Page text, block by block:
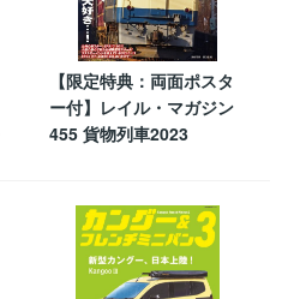
【限定特典：両面ポスタ
ー付】レイル・マガジン
455 貨物列車2023